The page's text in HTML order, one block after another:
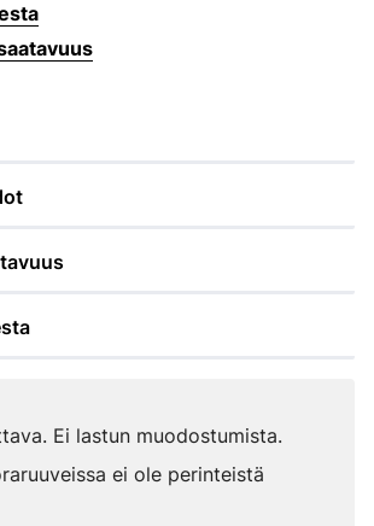
Ei lastun muodostumista.
ei ole perinteistä